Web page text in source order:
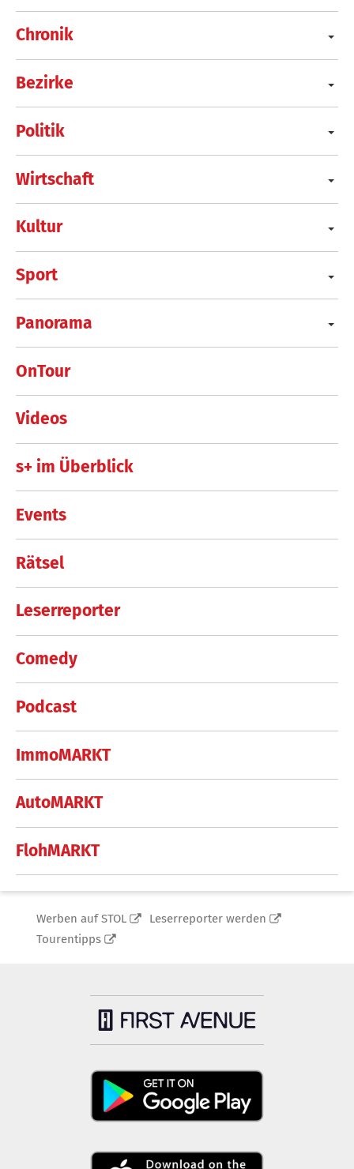
Chronik
Bezirke
Politik
Wirtschaft
Kultur
Sport
Panorama
OnTour
Videos
s+ im Überblick
Events
Rätsel
Leserreporter
Comedy
Podcast
ImmoMARKT
AutoMARKT
FlohMARKT
Werben auf STOL
Leserreporter werden
Tourentipps